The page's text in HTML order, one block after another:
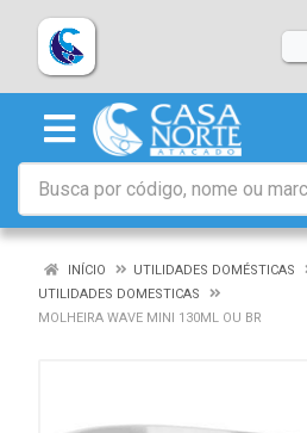
INÍCIO
UTILIDADES DOMÉSTICAS
UTILIDADES DOMESTICAS
MOLHEIRA WAVE MINI 130ML OU BR